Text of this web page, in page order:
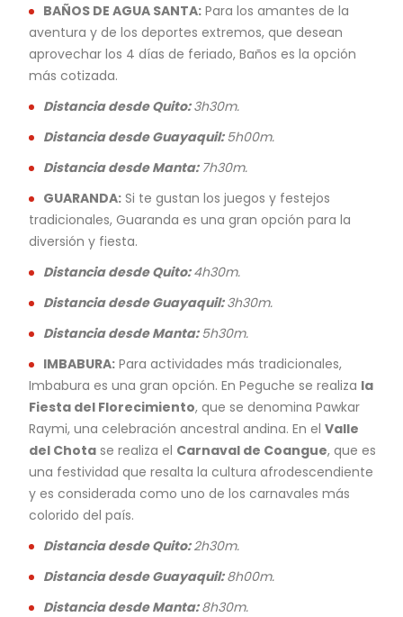
BAÑOS DE AGUA SANTA: Para los amantes de la
aventura y de los deportes extremos, que desean
aprovechar los 4 días de feriado, Baños es la opción
más cotizada.
Distancia desde Quito:3h30m.
Distancia desde Guayaquil:5h00m.
Distancia desde Manta: 7h30m.
GUARANDA: Si te gustan los juegos y festejos
tradicionales, Guaranda es una gran opción para la
diversión y fiesta.
Distancia desde Quito:4h30m.
Distancia desde Guayaquil:3h30m.
Distancia desde Manta:5h30m.
IMBABURA: Para actividades más tradicionales,
Imbabura es una gran opción. En Peguche se realiza la
Fiesta del Florecimiento, que se denomina Pawkar
Raymi, una celebración ancestral andina. En elValle
del Chota se realiza el Carnaval de Coangue, que es
una festividad que resalta la cultura afrodescendiente
y es considerada como uno de los carnavales más
colorido del país.
Distancia desde Quito:2h30m.
Distancia desde Guayaquil:8h00m.
Distancia desde Manta:8h30m.